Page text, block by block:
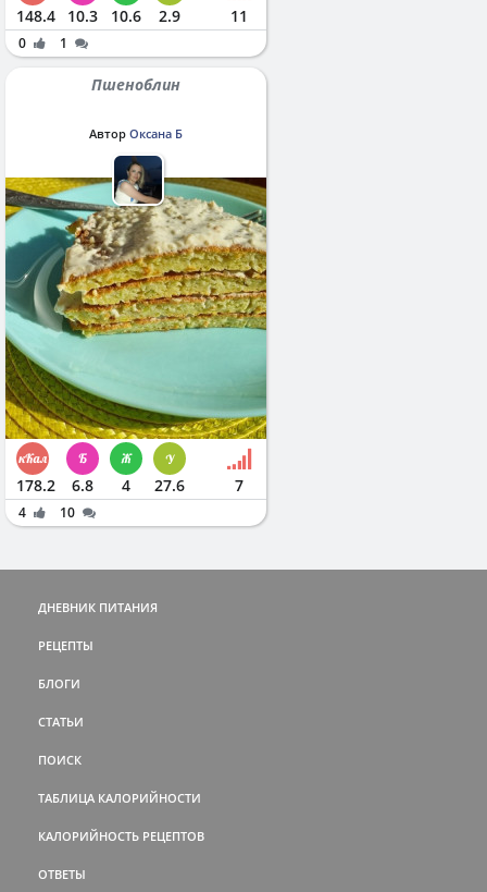
148.4 10.3 10.6 2.9 11
0 1
Пшеноблин
Автор Оксана Б
178.2 6.8 4 27.6 7
4 10
ДНЕВНИК ПИТАНИЯ
РЕЦЕПТЫ
БЛОГИ
СТАТЬИ
ПОИСК
ТАБЛИЦА КАЛОРИЙНОСТИ
КАЛОРИЙНОСТЬ РЕЦЕПТОВ
ОТВЕТЫ